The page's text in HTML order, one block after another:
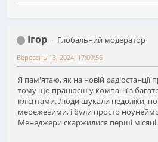
Ігор
Глобальний модератор
Вересень 13, 2024, 17:09:56
Я пам'ятаю, як на новій радіостанції
тому що працюєш у компанії з
клієнтами. Люди шукали недоліки,
мережевими, і були просто
Менеджери скаржилися перші місяці.